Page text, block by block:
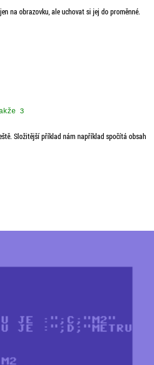
na obrazovku, ale uchovat si jej do proměnné.
3
Složitější příklad nám například spočítá obsah